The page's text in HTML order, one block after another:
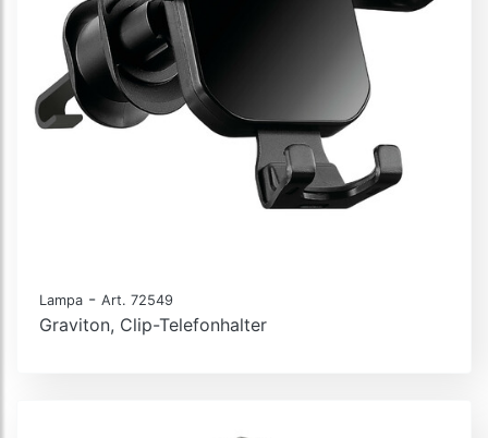
Lampa - Art. 72549
Graviton, Clip-Telefonhalter